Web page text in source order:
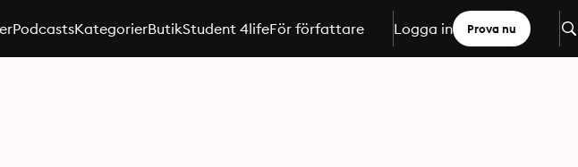
PodcastsKategorierButikStudent 4lifeFör författare Logga in Prova nu